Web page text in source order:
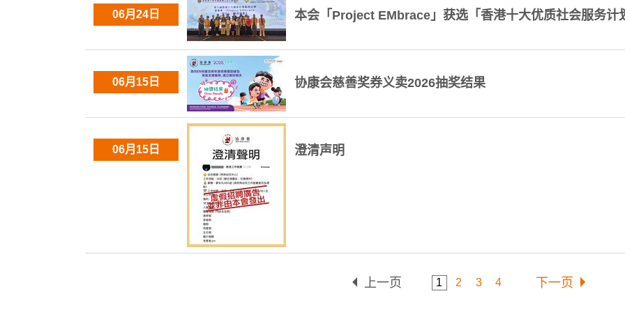
06月24日 本会「Project EMbrace」获选「香港十大优质社会服务计
06月15日 协康会慈善奖券义卖2026抽奖结果
06月15日 澄清声明
上一页 1 2 3 4 下一页